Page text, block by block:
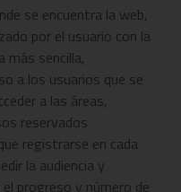
se encuentra la web,
por el usuario con la
más sencilla,
a los usuarios que se
a las áreas,
reservados
registrarse en cada
la audiencia y
progreso y número de